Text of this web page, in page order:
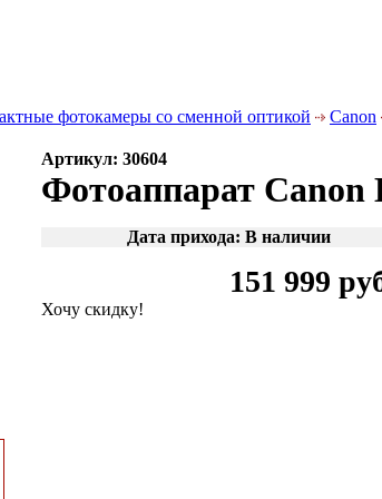
фотокамеры со сменной оптикой Canon
Артикул: 30604
Фотоаппарат
Дата прихода: В наличии
151 999
Хочу скидку!